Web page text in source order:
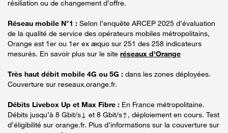
résiliation ou de changement d’offre.
Réseau mobile N°1 : Selon l’enquête ARCEP 2025 d’évaluation
de la qualité de service des opérateurs mobiles métropolitains,
Orange est 1er ou 1er ex æquo sur 251 des 258 indicateurs
mesurés. En savoir plus sur le site réseaux d'Orange
Très haut débit mobile 4G ou 5G : dans les zones déployées.
Couverture sur reseaux.orange.fr.
Débits Livebox Up et Max Fibre : En France métropolitaine.
Débits jusqu’à 8 Gbit/s↓ et 8 Gbit/s↑, déploiement en cours. Test
d’éligibilité sur orange.fr. Plus d’informations sur la couverture sur